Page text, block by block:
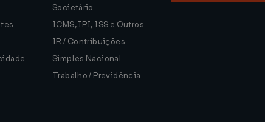
Societário
ICMS, IPI, ISS e Outros
IR / Contribuições
Simples Nacional
Trabalho / Previdência